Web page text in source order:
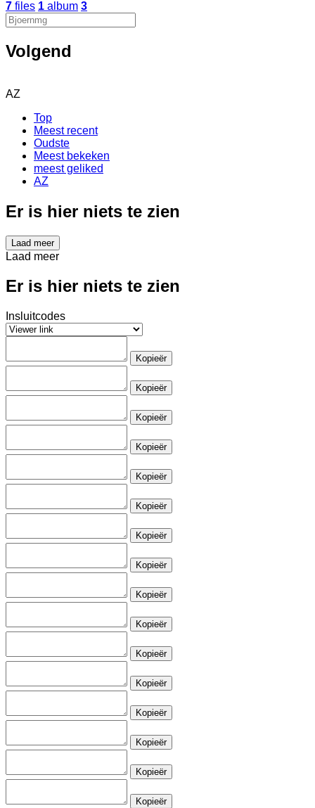
7 files 1 album 3
Volgend
AZ
Top
Meest recent
Oudste
Meest bekeken
meest geliked
AZ
Er is hier niets te zien
Laad meer
Laad meer
Er is hier niets te zien
Insluitcodes
Kopieër
Kopieër
Kopieër
Kopieër
Kopieër
Kopieër
Kopieër
Kopieër
Kopieër
Kopieër
Kopieër
Kopieër
Kopieër
Kopieër
Kopieër
Kopieër